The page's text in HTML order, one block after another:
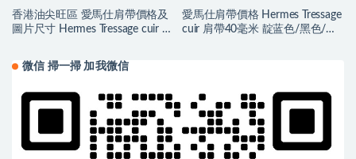
香港油尖旺區 愛馬仕肩帶價格及
圖片尺寸 Hermes Tressage cuir 肩
愛馬仕肩帶價格 Hermes Tressage
cuir 肩帶40毫米 靛蓝色/黑色/红
微信 掃一掃 加我微信